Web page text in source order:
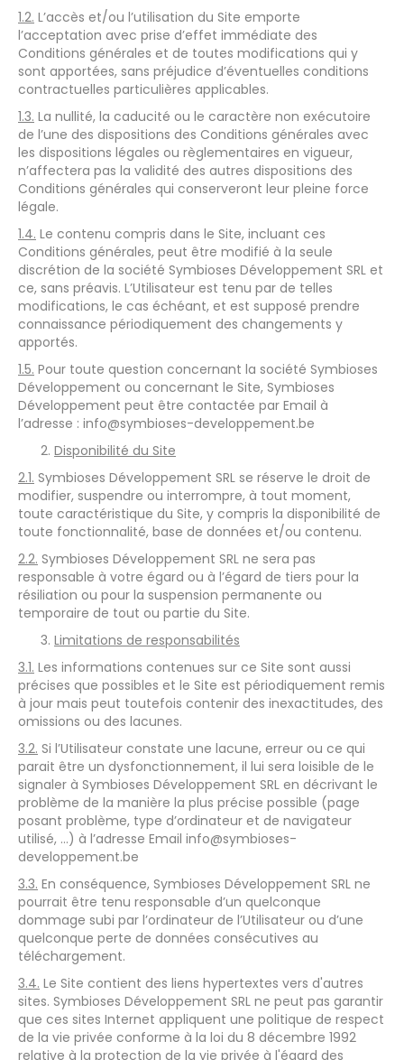
1.2. L’accès et/ou l’utilisation du Site emporte
l’acceptation avec prise d’effet immédiate des
Conditions générales et de toutes modifications qui y
sont apportées, sans préjudice d’éventuelles conditions
contractuelles particulières applicables.
1.3. La nullité, la caducité ou le caractère non exécutoire
de l’une des dispositions des Conditions générales avec
les dispositions légales ou règlementaires en vigueur,
n’affectera pas la validité des autres dispositions des
Conditions générales qui conserveront leur pleine force
légale.
1.4. Le contenu compris dans le Site, incluant ces
Conditions générales, peut être modifié à la seule
discrétion de la société Symbioses Développement SRL et
ce, sans préavis. L’Utilisateur est tenu par de telles
modifications, le cas échéant, et est supposé prendre
connaissance périodiquement des changements y
apportés.
1.5. Pour toute question concernant la société Symbioses
Développement ou concernant le Site, Symbioses
Développement peut être contactée par Email à
l’adresse : info@symbioses-developpement.be
Disponibilité du Site
2.1. Symbioses Développement SRL se réserve le droit de
modifier, suspendre ou interrompre, à tout moment,
toute caractéristique du Site, y compris la disponibilité de
toute fonctionnalité, base de données et/ou contenu.
2.2. Symbioses Développement SRL ne sera pas
responsable à votre égard ou à l’égard de tiers pour la
résiliation ou pour la suspension permanente ou
temporaire de tout ou partie du Site.
Limitations de responsabilités
3.1. Les informations contenues sur ce Site sont aussi
précises que possibles et le Site est périodiquement remis
à jour mais peut toutefois contenir des inexactitudes, des
omissions ou des lacunes.
3.2. Si l’Utilisateur constate une lacune, erreur ou ce qui
parait être un dysfonctionnement, il lui sera loisible de le
signaler à Symbioses Développement SRL en décrivant le
problème de la manière la plus précise possible (page
posant problème, type d’ordinateur et de navigateur
utilisé, …) à l’adresse Email info@symbioses-
developpement.be
3.3. En conséquence, Symbioses Développement SRL ne
pourrait être tenu responsable d’un quelconque
dommage subi par l’ordinateur de l’Utilisateur ou d’une
quelconque perte de données consécutives au
téléchargement.
3.4. Le Site contient des liens hypertextes vers d'autres
sites. Symbioses Développement SRL ne peut pas garantir
que ces sites Internet appliquent une politique de respect
de la vie privée conforme à la loi du 8 décembre 1992
relative à la protection de la vie privée à l'égard des